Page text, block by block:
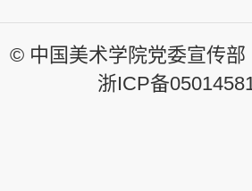
© 中国美术学院党委宣传
浙ICP备